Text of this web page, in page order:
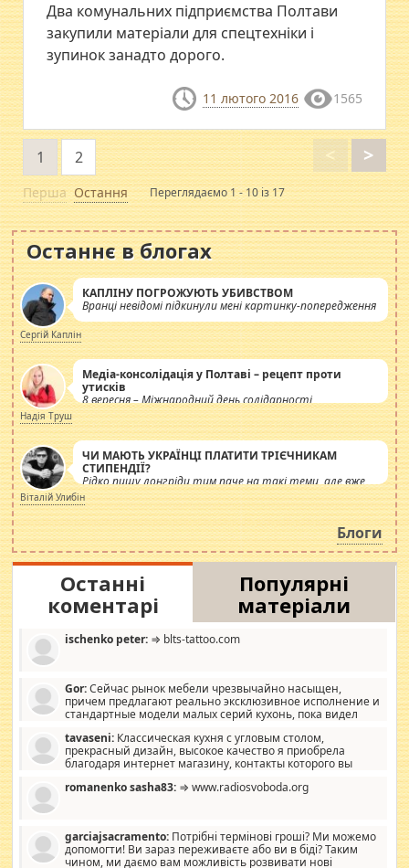
Два комунальних підприємства Полтави
закупили матеріали для спецтехніки і
зупинок занадто дорого.
11 лютого 2016 1565
Перша
<
1 2 >
Остання Переглядаємо 1 - 10 із 17
Останнє в блогах
КАПЛІНУ ПОГРОЖУЮТЬ УБИВСТВОМ
Вранці невідомі підкинули мені картинку-попередження
Сергій Каплін
Медіа-консолідація у Полтаві – рецепт проти
утисків
8 вересня – Міжнародний день солідарності
журналістів.
Надія Труш
ЧИ МАЮТЬ УКРАЇНЦІ ПЛАТИТИ ТРІЄЧНИКАМ
СТИПЕНДІЇ?
Рідко пишу лонгріди тим паче на такі теми, але вже
просто дістало! Обурюють сьогоднішні інсенуації
навколо стипендіального питання. Штучно
роздувається ще одна соціальна катастрофа.
Віталій Улибін
Блоги
Останні
коментарі
Популярні
матеріали
ischenko peter: ⇒ blts-tattoo.com
Gor:Сейчас рынок мебели чрезвычайно насыщен,
причем предлагают реально эксклюзивное исполнение и
стандартные модели малых серий кухонь, пока видел
стандартные формы, в MebelOk, креативненько и что главное -
со вкусом все в порядке, без ненужных наворотов удорожающих
мебель, а это не последний фактор.
tavaseni: Классическая кухня с угловым столом,
прекрасный дизайн, высокое качество я приобрела
благодаря интернет магазину, контакты которого вы
romanenko sasha83: ⇒ www.radiosvoboda.org
garciajsacramento: Потрібні термінові гроші? Ми можемо
допомогти! Ви зараз переживаєте або ви в біді? Таким
чином, ми даємо вам можливість розвивати нові